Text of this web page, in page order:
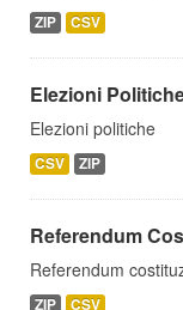
ZIP CSV
Elezioni
Elezioni politiche
CSV ZIP
Referendum
Referendum
ZIP CSV